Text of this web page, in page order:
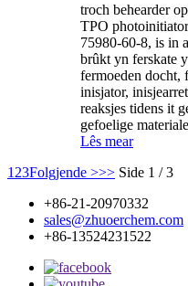
troch behearder
TPO
75980-60-8, is in
brûkt yn ferskate
fermoeden docht,
inisjator,
reaksjes tidens it
gefoelige
Lês mear
1 23Folgjende >>> Side 1 / 3
+86-21-20970332
sales@zhuoerchem.com
+86-13524231522